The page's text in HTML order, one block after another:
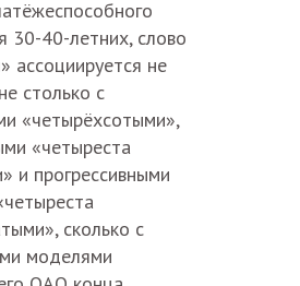
30-40-летних, слово
ассоциируется не
столько с
«четырёхсотыми»,
«четыреста
и прогрессивными
сколько с
моделями